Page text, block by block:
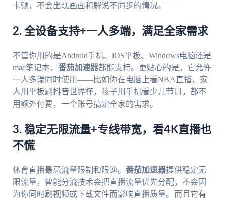
卡顿，不会出现画面和解说不同步的情况。
2. 全设备支持+一人多端，满足全家需求
不管你用的是Android手机、iOS平板、Windows电脑还是
mac笔记本， 番茄加速器都能支持。更贴心的是，它允许
一人多端同时使用——比如你在电脑上看NBA直播，家
人用平板刷抖音世界杯，孩子用手机看少儿节目，都不
用额外付费，一个账号搞定全家的需求。
3. 稳定无限流量+专线带宽，看4K直播也
不慌
体育直播最忌流量限制和限速。 番茄加速器提供稳定无
限流量，智能分流技术会把直播流量优先分配，不会因
为你同时刷视频或下载文件而影响直播质量。而且它有